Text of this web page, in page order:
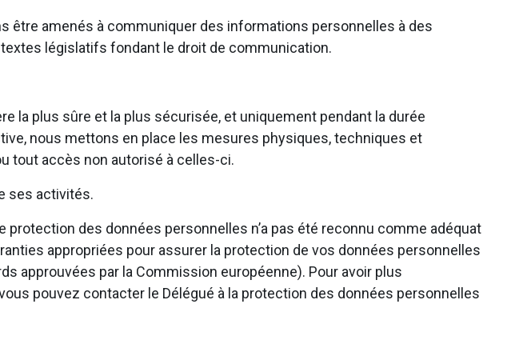
être amenés à communiquer des informations personnelles à des
législatifs fondant le droit de communication.
la plus sûre et la plus sécurisée, et uniquement pendant la durée
nous mettons en place les mesures physiques, techniques et
tout accès non autorisé à celles-ci.
ses activités.
des données personnelles n’a pas été reconnu comme adéquat
appropriées pour assurer la protection de vos données personnelles
approuvées par la Commission européenne). Pour avoir plus
pouvez contacter le Délégué à la protection des données personnelles